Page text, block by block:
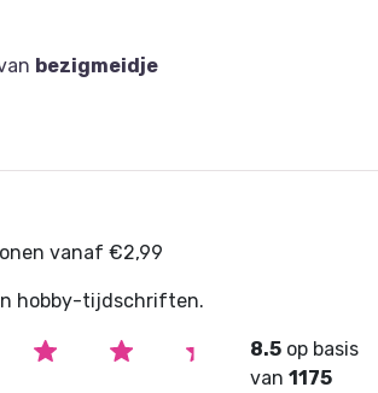
bezigmeidje
vanaf €2,99
hobby-tijdschriften.
8.5 op basis
van1175